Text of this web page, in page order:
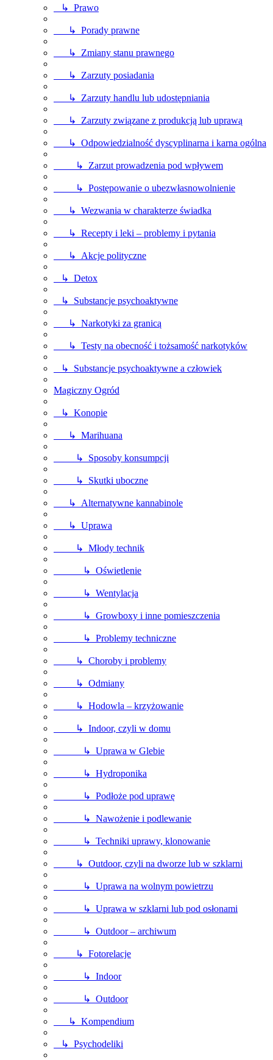
↳ Prawo
↳ Porady prawne
↳ Zmiany stanu prawnego
↳ Zarzuty posiadania
↳ Zarzuty handlu lub udostępniania
↳ Zarzuty związane z produkcją lub uprawą
↳ Odpowiedzialność dyscyplinarna i karna ogólna
↳ Zarzut prowadzenia pod wpływem
↳ Postępowanie o ubezwłasnowolnienie
↳ Wezwania w charakterze świadka
↳ Recepty i leki – problemy i pytania
↳ Akcje polityczne
↳ Detox
↳ Substancje psychoaktywne
↳ Narkotyki za granicą
↳ Testy na obecność i tożsamość narkotyków
↳ Substancje psychoaktywne a człowiek
Magiczny Ogród
↳ Konopie
↳ Marihuana
↳ Sposoby konsumpcji
↳ Skutki uboczne
↳ Alternatywne kannabinole
↳ Uprawa
↳ Młody technik
↳ Oświetlenie
↳ Wentylacja
↳ Growboxy i inne pomieszczenia
↳ Problemy techniczne
↳ Choroby i problemy
↳ Odmiany
↳ Hodowla – krzyżowanie
↳ Indoor, czyli w domu
↳ Uprawa w Glebie
↳ Hydroponika
↳ Podłoże pod uprawę
↳ Nawożenie i podlewanie
↳ Techniki uprawy, klonowanie
↳ Outdoor, czyli na dworze lub w szklarni
↳ Uprawa na wolnym powietrzu
↳ Uprawa w szklarni lub pod osłonami
↳ Outdoor – archiwum
↳ Fotorelacje
↳ Indoor
↳ Outdoor
↳ Kompendium
↳ Psychodeliki